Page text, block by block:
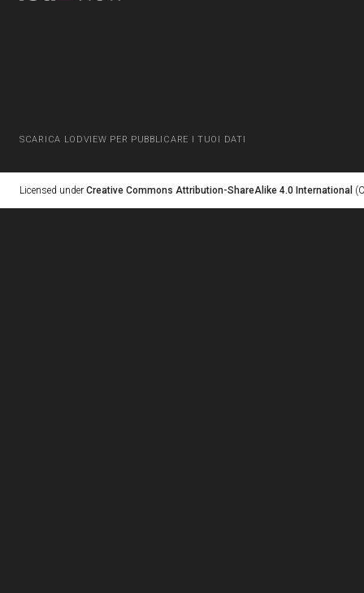
SCARICA LODVIEW PER PUBBLICARE I TUOI DATI
Licensed under Creative Commons Attribution-ShareAlike 4.0 International